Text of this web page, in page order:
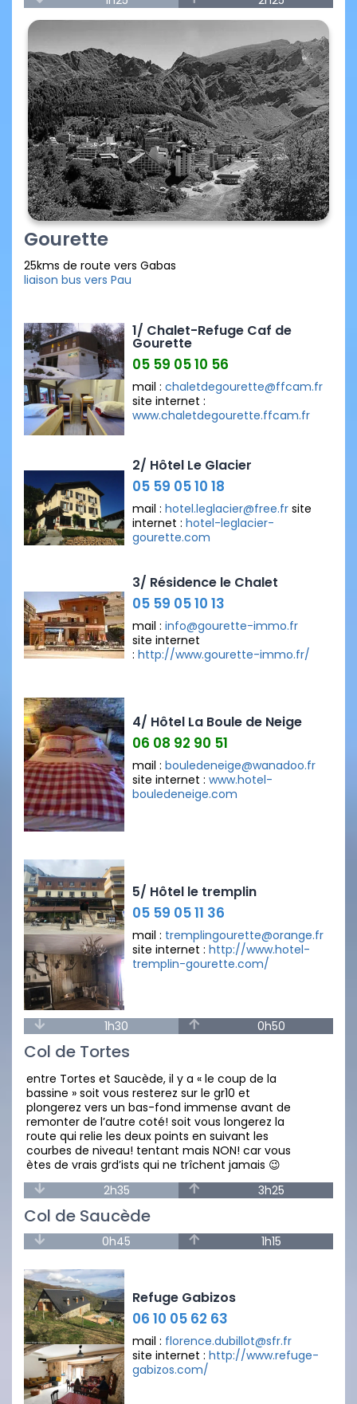
Gourette
25kms de route vers Gabas
liaison bus vers Pau
1/ Chalet-Refuge Caf de
Gourette
05 59 05 10 56
mail : chaletdegourette@ffcam.fr
site internet :
www.chaletdegourette.ffcam.fr
2/ Hôtel Le Glacier
05 59 05 10 18
mail : hotel.leglacier@free.frsite
internet : hotel-leglacier-
gourette.com
3/ Résidence le Chalet
05 59 05 10 13
mail : info@gourette-immo.fr
site internet
: http://www.gourette-immo.fr/
4/ Hôtel La Boule de Neige
06 08 92 90 51
mail : bouledeneige@wanadoo.fr
site internet : www.hotel-
bouledeneige.com
5/ Hôtel le tremplin
05 59 05 11 36
mail : tremplingourette@orange.fr
site internet : http://www.hotel-
tremplin-gourette.com/
1h30 0h50
Col de Tortes
entre Tortes et Saucède, il y a « le coup de la
bassine » soit vous resterez sur le gr10 et
plongerez vers un bas-fond immense avant de
remonter de l’autre coté! soit vous longerez la
route qui relie les deux points en suivant les
courbes de niveau! tentant mais NON! car vous
ètes de vrais grd’ists qui ne trîchent jamais 😉
2h35
3h25
Col de Saucède
0h45 1h15
Refuge Gabizos
06 10 05 62 63
mail : florence.dubillot@sfr.fr
site internet : http://www.refuge-
gabizos.com/